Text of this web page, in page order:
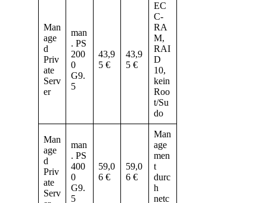
Man
age
d
Priv
ate
Serv
er
man
. PS
200
0
G9.
5
43,9
5 €
43,9
5 €
EC
C-
RA
M,
RAI
D
10,
kein
Roo
t/Su
do
Man
age
d
Priv
ate
Serv
man
. PS
400
0
G9.
5
59,0
6 €
59,0
6 €
Man
age
men
t
durc
h
netc